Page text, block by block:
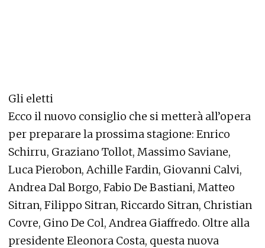
Gli eletti
Ecco il nuovo consiglio che si metterà all’opera
per preparare la prossima stagione: Enrico
Schirru, Graziano Tollot, Massimo Saviane,
Luca Pierobon, Achille Fardin, Giovanni Calvi,
Andrea Dal Borgo, Fabio De Bastiani, Matteo
Sitran, Filippo Sitran, Riccardo Sitran, Christian
Covre, Gino De Col, Andrea Giaffredo. Oltre alla
presidente Eleonora Costa, questa nuova